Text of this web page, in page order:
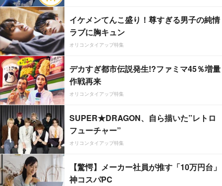
イケメンてんこ盛り！尊すぎる男子の純情
ラブに胸キュン
オリコンタイアップ特集
デカすぎ都市伝説発生!?ファミマ45％増量
作戦再来
オリコンタイアップ特集
SUPER★DRAGON、自ら描いた”レトロ
フューチャー”
オリコンタイアップ特集
【驚愕】メーカー社員が推す「10万円台」
神コスパPC